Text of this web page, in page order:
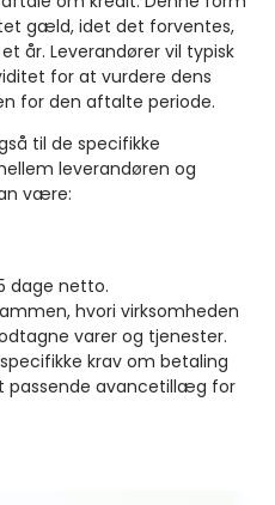
gæld, idet det forventes,
år. Leverandører vil typisk
for at vurdere dens
for den aftalte periode.
til de specifikke
leverandøren og
være:
dage netto.
hvori virksomheden
varer og tjenester.
krav om betaling
passende avancetillæg for